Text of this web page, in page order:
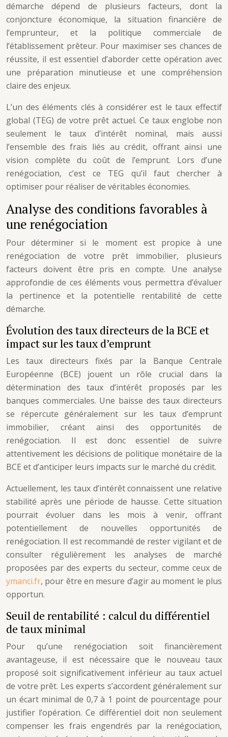
démarche dépend de plusieurs facteurs, dont la
conjoncture économique, la situation financière de
l’emprunteur, et la politique commerciale de
l’établissement prêteur. Pour maximiser ses chances de
réussite, il est essentiel d’aborder cette opération avec
une préparation minutieuse et une compréhension
claire des enjeux.
L’un des éléments clés à considérer est le taux effectif
global (TEG) de votre prêt actuel. Ce taux englobe non
seulement le taux d’intérêt nominal, mais aussi
l’ensemble des frais liés au crédit, offrant ainsi une
vision complète du coût de l’emprunt. Lors d’une
renégociation, c’est ce TEG qu’il faut chercher à
optimiser pour réaliser de véritables économies.
Analyse des conditions favorables à
une renégociation
Pour déterminer si le moment est propice à une
renégociation de votre prêt immobilier, plusieurs
facteurs doivent être pris en compte. Une analyse
approfondie de ces éléments vous permettra d’évaluer
la pertinence et la potentielle rentabilité de cette
démarche.
Évolution des taux directeurs de la BCE et
impact sur les taux d’emprunt
Les taux directeurs fixés par la Banque Centrale
Européenne (BCE) jouent un rôle crucial dans la
détermination des taux d’intérêt proposés par les
banques commerciales. Une baisse des taux directeurs
se répercute généralement sur les taux d’emprunt
immobilier, créant ainsi des opportunités de
renégociation. Il est donc essentiel de suivre
attentivement les décisions de politique monétaire de la
BCE et d’anticiper leurs impacts sur le marché du crédit.
Actuellement, les taux d’intérêt connaissent une relative
stabilité après une période de hausse. Cette situation
pourrait évoluer dans les mois à venir, offrant
potentiellement de nouvelles opportunités de
renégociation. Il est recommandé de rester vigilant et de
consulter régulièrement les analyses de marché
proposées par des experts du secteur, comme ceux de
ymanci.fr, pour être en mesure d’agir au moment le plus
opportun.
Seuil de rentabilité : calcul du différentiel
de taux minimal
Pour qu’une renégociation soit financièrement
avantageuse, il est nécessaire que le nouveau taux
proposé soit significativement inférieur au taux actuel
de votre prêt. Les experts s’accordent généralement sur
un écart minimal de 0,7 à 1 point de pourcentage pour
justifier l’opération. Ce différentiel doit non seulement
compenser les frais engendrés par la renégociation,